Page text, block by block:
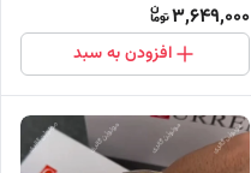
3,649,000
افزودن به سبد